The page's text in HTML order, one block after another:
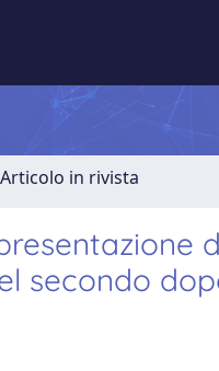
in rivista
secondo